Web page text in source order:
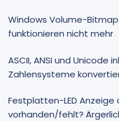
Windows Volume-
funktionieren nicht mehr
ASCII, ANSI und Unicode
Zahlensysteme
Festplatten-LED
vorhanden/fehlt?